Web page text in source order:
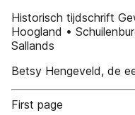
Historisch tijdschrift
Hoogland •
Sallands
Betsy Hengeveld, de
First page